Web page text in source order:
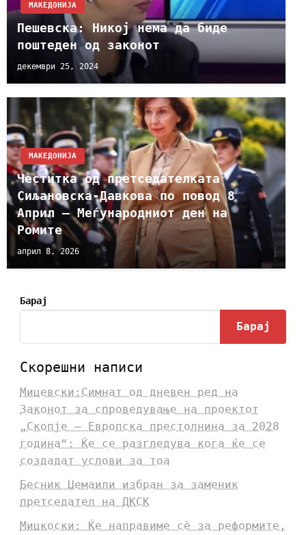
МАКЕДОНИЈА
Пешевска: Никој нема да биде
поштеден од законот
декември 25, 2024
МАКЕДОНИЈА
Честитка од претседателката
Сиљановска-Давкова по повод 8
Април ‒ Меѓународниот ден на
Ромите
април 8, 2026
Барај
Барај
Скорешни написи
Мицевски:Симнат од дневен ред на
Законот за спроведување на проектот
„Скопје – Европска престолнина за 2028
година“: Ќе се разгледува кога ќе се
создадат услови за тоа
Бесник Џемаили избран за заменик
претседател на ДКСК
Мицкоски: Ќе направиме сè за реформите,